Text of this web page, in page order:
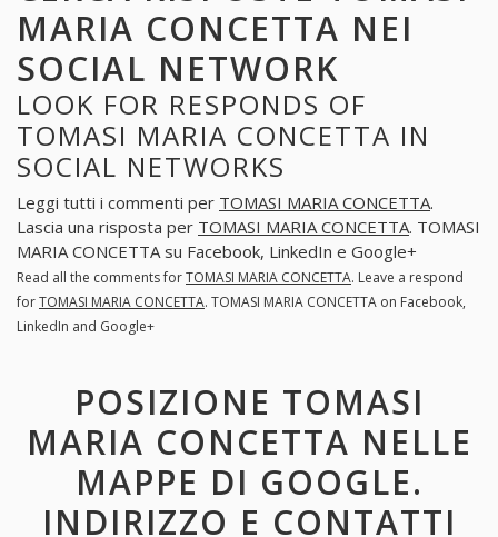
MARIA CONCETTA NEI
SOCIAL NETWORK
LOOK FOR RESPONDS OF
TOMASI MARIA CONCETTA IN
SOCIAL NETWORKS
Leggi tutti i commenti per TOMASI MARIA CONCETTA.
Lascia una risposta per TOMASI MARIA CONCETTA. TOMASI
MARIA CONCETTA su Facebook, LinkedIn e Google+
Read all the comments forTOMASI MARIA CONCETTA. Leave a respond
forTOMASI MARIA CONCETTA. TOMASI MARIA CONCETTA on Facebook,
LinkedIn and Google+
POSIZIONE TOMASI
MARIA CONCETTA NELLE
MAPPE DI GOOGLE.
INDIRIZZO E CONTATTI